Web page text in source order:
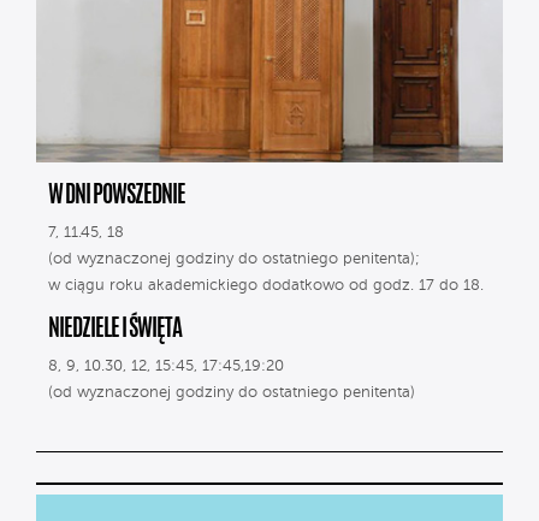
W DNI POWSZEDNIE
7, 11.45, 18
(od wyznaczonej godziny do ostatniego penitenta);
w ciągu roku akademickiego dodatkowo od godz. 17 do 18.
NIEDZIELE I ŚWIĘTA
8, 9, 10.30, 12, 15:45, 17:45,19:20
(od wyznaczonej godziny do ostatniego penitenta)